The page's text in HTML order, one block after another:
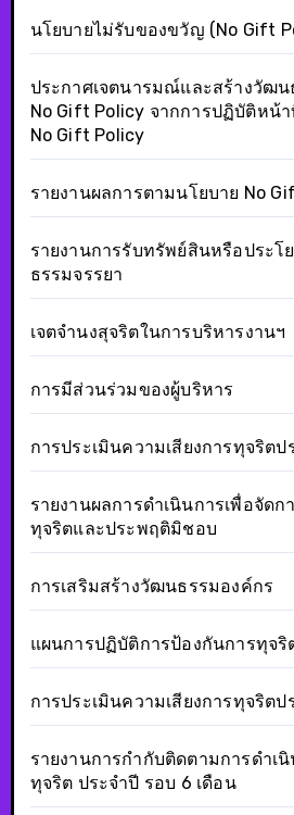
นโยบายไม่รับของขวัญ (No Gift
ประกาศเจตนารมณ์และสร้างวัฒ
No Gift Policy จากการปฏิบัติหน้
No Gift Policy
รายงานผลการตามนโยบาย No
รายงานการรับทรัพย์สินหรือประโ
ธรรมจรรยา
เจตจำนงสุจริตในการบริหารงานฯ
การมีส่วนร่วมของผู้บริหาร
การประเมินความเสียงการทุจริตป
รายงานผลการดำเนินการเพื่อจัดก
ทุจริตและประพฤติมิชอบ
การเสริมสร้างวัฒนธรรมองค์กร
แผนการปฏิบัติการป้องกันการทุจริ
การประเมินความเสียงการทุจริตป
รายงานการกำกับติดตามการดำเ
ทุจริต ประจำปี รอบ 6 เดือน